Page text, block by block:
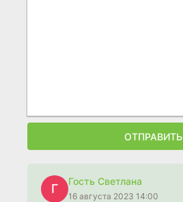
ОТПРАВИТЬ
Г
Гость Светлана
16 августа 2023 14:00